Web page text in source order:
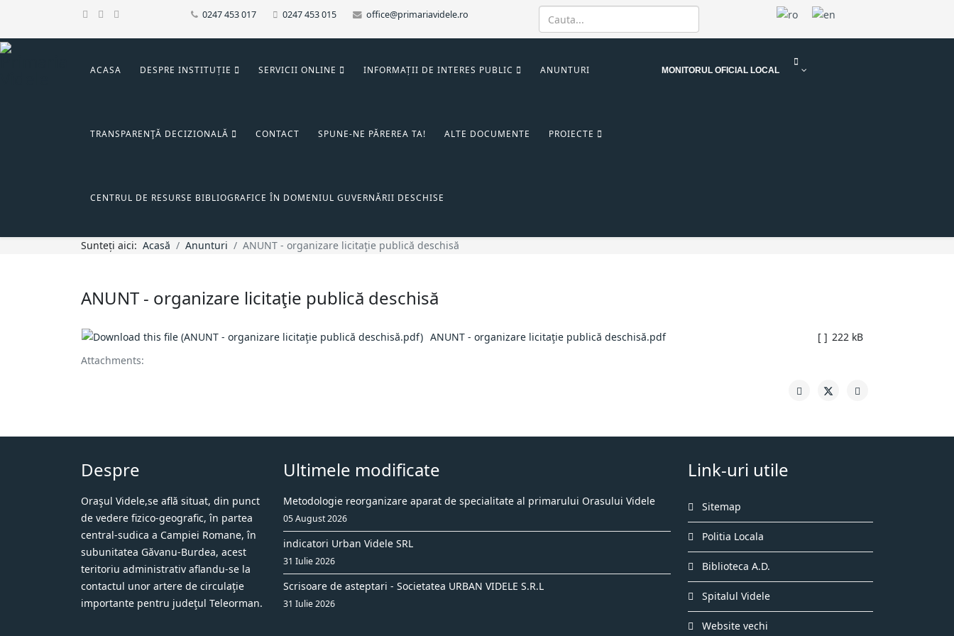
0247 453 017 0247 453 015 office@primariavidele.ro
ACASA DESPRE INSTITUȚIE SERVICII ONLINE INFORMAȚII DE INTERES PUBLIC ANUNTURI
TRANSPARENŢĂ DECIZIONALĂ CONTACT SPUNE-NE PĂREREA TA! ALTE DOCUMENTE PROIECTE
CENTRUL DE RESURSE BIBLIOGRAFICE ÎN DOMENIUL GUVERNĂRII DESCHISE
MONITORUL OFICIAL LOCAL
Sunteți aici: Acasă Anunturi ANUNT - organizare licitaţie publică deschisă
ANUNT - organizare licitaţie publică deschisă
Attachments:
ANUNT - organizare licitaţie publică deschisă.pdf [ ] 222 kB
Despre
Oraşul Videle,se află situat, din punct
de vedere fizico-geografic, în partea
central-sudica a Campiei Romane, în
subunitatea Găvanu-Burdea, acest
teritoriu administrativ aflandu-se la
contactul unor artere de circulaţie
importante pentru judeţul Teleorman.
Ultimele modificate
Metodologie reorganizare aparat de specialitate al primarului Orasului Videle
05 August 2026
indicatori Urban Videle SRL
31 Iulie 2026
Scrisoare de asteptari - Societatea URBAN VIDELE S.R.L
31 Iulie 2026
Link-uri utile
Sitemap
Politia Locala
Biblioteca A.D.
Spitalul Videle
Website vechi